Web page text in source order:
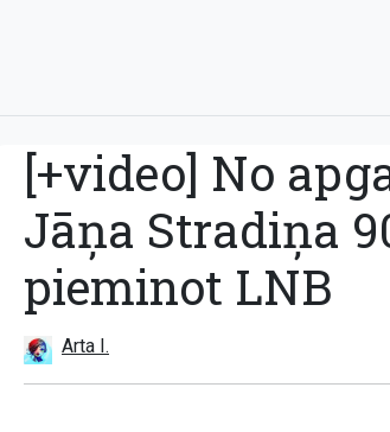
[+video] No
Jāņa Stradiņa
pieminot LNB
Arta I.